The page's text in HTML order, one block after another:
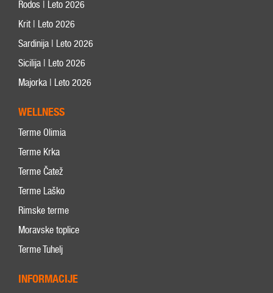
Rodos | Leto 2026
Krit | Leto 2026
Sardinija | Leto 2026
Sicilija | Leto 2026
Majorka | Leto 2026
WELLNESS
Terme Olimia
Terme Krka
Terme Čatež
Terme Laško
Rimske terme
Moravske toplice
Terme Tuhelj
INFORMACIJE